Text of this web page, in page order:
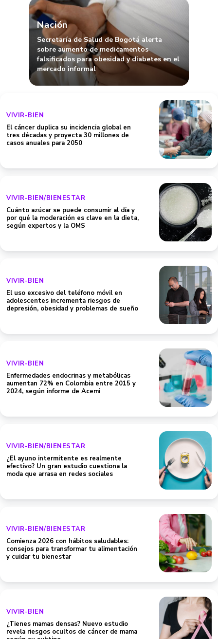
Nación
Secretaría de Salud de Bogotá alerta
sobre aumento de medicamentos
falsificados para obesidad y diabetes en el
mercado informal
VIVIR-BIEN
El cáncer duplica su incidencia global en
tres décadas y proyecta 30 millones de
casos anuales para 2050
VIVIR-BIEN/BIENESTAR
Cuánto azúcar se puede consumir al día y
por qué la moderación es clave en la dieta,
según expertos y la OMS
VIVIR-BIEN
El uso excesivo del teléfono móvil en
adolescentes incrementa riesgos de
depresión, obesidad y problemas de sueño
VIVIR-BIEN
Enfermedades endocrinas y metabólicas
aumentan 72% en Colombia entre 2015 y
2024, según informe de Acemi
VIVIR-BIEN/BIENESTAR
¿El ayuno intermitente es realmente
efectivo? Un gran estudio cuestiona la
moda que arrasa en redes sociales
VIVIR-BIEN/BIENESTAR
Comienza 2026 con hábitos saludables:
consejos para transformar tu alimentación
y cuidar tu bienestar
VIVIR-BIEN
¿Tienes mamas densas? Nuevo estudio
revela riesgos ocultos de cáncer de mama